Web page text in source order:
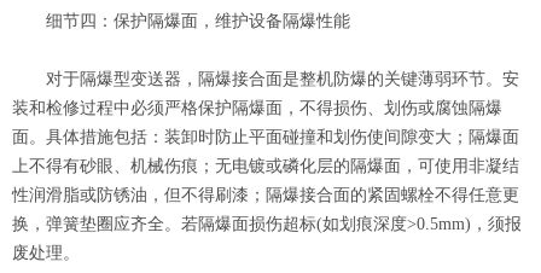
细节四：保护隔爆面，维护设备隔爆性能
对于隔爆型变送器，隔爆接合面是整机防爆的关键薄弱环节。安
装和检修过程中必须严格保护隔爆面，不得损伤、划伤或腐蚀隔爆
面。具体措施包括：装卸时防止平面碰撞和划伤使间隙变大；隔爆面
上不得有砂眼、机械伤痕；无电镀或磷化层的隔爆面，可使用非凝结
性润滑脂或防锈油，但不得刷漆；隔爆接合面的紧固螺栓不得任意更
换，弹簧垫圈应齐全。若隔爆面损伤超标(如划痕深度>0.5mm)，须报
废处理。